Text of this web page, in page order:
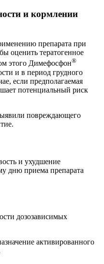
и кормлении
препарата при
оценить тератогенное
этого Димефосфон®
и в период грудного
если предполагаемая
потенциальный риск
повреждающего
и ухудшение
дню приема препарата
дозозависимых
активированного